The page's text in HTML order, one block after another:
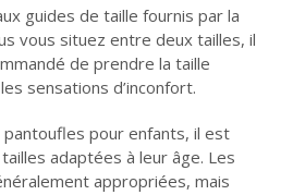
guides de taille fournis par la
vous situez entre deux tailles, il
de prendre la taille
sensations d’inconfort.
pantoufles pour enfants, il est
adaptées à leur âge. Les
appropriées, mais